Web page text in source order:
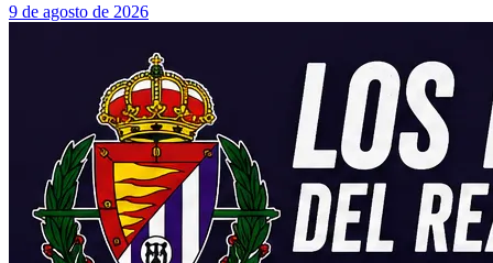
9 de agosto de 2026